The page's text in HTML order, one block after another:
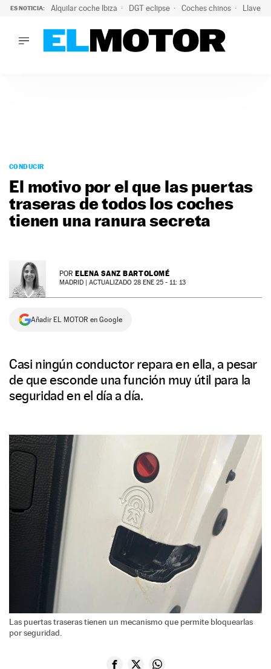
ES NOTICIA: Alquilar coche Ibiza DGT eclipse Coches chinos Llaves
PODCAST
MOTOS
TECNOLOGÍA
SUPERCOCHES
SERVICIOS
NEWSLETTER
SÍGUENOS
CONDUCIR
El motivo por el que las puertas
traseras de todos los coches
tienen una ranura secreta
POR ELENA SANZ BARTOLOMÉ
MADRID | ACTUALIZADO 28 ENE 25 - 11: 13
Añadir EL MOTOR en Google
Casi ningún conductor repara en ella, a pesar
de que esconde una función muy útil para la
seguridad en el día a día.
Las puertas traseras tienen un mecanismo que permite bloquearlas
por seguridad.